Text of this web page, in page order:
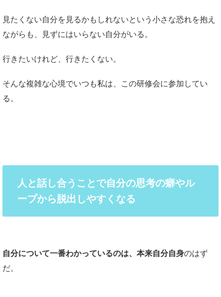
見たくない自分を見るかもしれないという小さな恐れを抱え
ながらも、見ずにはいらない自分がいる。
行きたいけれど、行きたくない。
そんな複雑な心境でいつも私は、この研修会に参加してい
る。
人と話し合うことで自分の思考の癖やル
ープから脱出しやすくなる
自分について一番わかっているのは、本来自分自身のはず
だ。